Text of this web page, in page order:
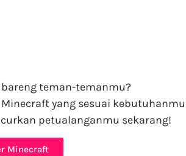
teman-temanmu?
yang sesuai kebutuhanmu
petualanganmu sekarang!
Minecraft